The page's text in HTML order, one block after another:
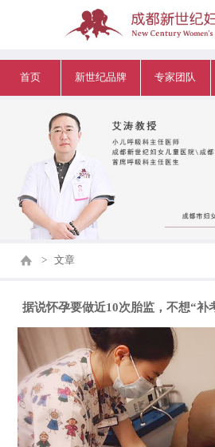
首页 新世纪品牌 专家团队
> 文章
据说怀孕要做近10次胎监，不想“补